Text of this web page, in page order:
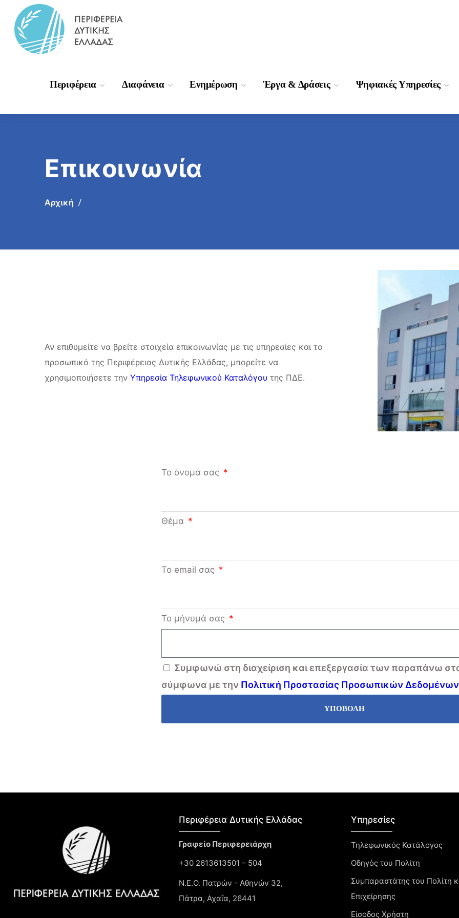
Περιφέρεια Διαφάνεια Ενημέρωση Έργα & Δράσεις Ψηφιακές Υπηρεσίες
Επικοινωνία
Αρχική
Αν επιθυμείτε να βρείτε στοιχεία επικοινωνίας με τις υπηρεσίες και το
προσωπικό της Περιφέρειας Δυτικής Ελλάδας, μπορείτε να
χρησιμοποιήσετε την Υπηρεσία Τηλεφωνικού Καταλόγου της ΠΔΕ.
Το όνομά σας
Θέμα
Το email σας
Το μήνυμά σας
Συμφωνώ στη διαχείριση και επεξεργασία των παραπάνω
σύμφωνα με την Πολιτική Προστασίας Προσωπικών Δεδομένων
ΥΠΟΒΟΛΗ
Περιφέρεια Δυτικής Ελλάδας​
Γραφείο Περιφερειάρχη
+30 2613613501 – 504
Ν.Ε.Ο. Πατρών - Αθηνών 32,
Πάτρα, Αχαΐα, 26441
Υπηρεσίες
Τηλεφωνικός Κατάλογος
Οδηγός του Πολίτη
Συμπαραστάτης του Πολίτη
Επιχείρησης
Είσοδος Χρήστη